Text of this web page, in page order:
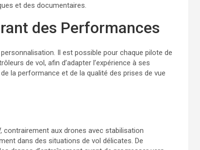
et des documentaires.
des Performances
Il est possible pour chaque pilote de
de vol, afin d’adapter l’expérience à ses
la performance et de la qualité des prises de vue
contrairement aux drones avec stabilisation
dans des situations de vol délicates. De